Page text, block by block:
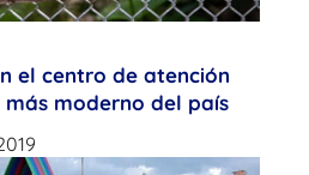
el centro de atención
moderno del país